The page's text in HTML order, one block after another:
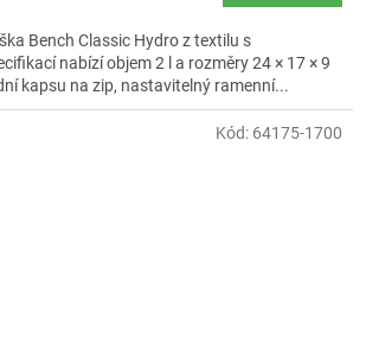
Bench Classic Hydro z textilu s
nabízí objem 2 l a rozměry 24 × 17 × 9
kapsu na zip, nastavitelný ramenní...
Kód: 64175-1700